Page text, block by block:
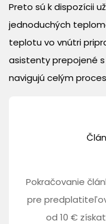
Preto sú k dispozícii
jednoduchých
teplotu vo vnútri
asistenty prepojené
navigujú celým
Pokračovanie
pre
od 10 €